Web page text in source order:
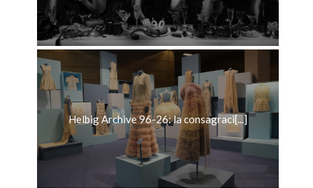
Helbig Archive 96-26: la consagraci[...]